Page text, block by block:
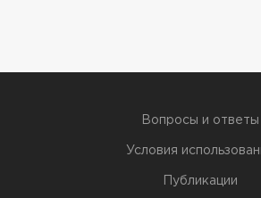
Вопросы и ответы
Условия
Публикации